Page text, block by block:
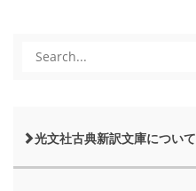
光文社古典新訳文庫について